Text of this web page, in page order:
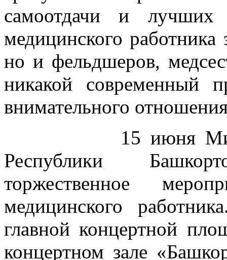
самоотдачи и лучших
медицинского работника
но и фельдшеров,
никакой современный
внимательного
15 июня
Республики
торжественное
медицинского
главной концертной
концертном зале